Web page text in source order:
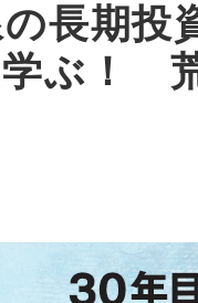
長期投
学ぶ！